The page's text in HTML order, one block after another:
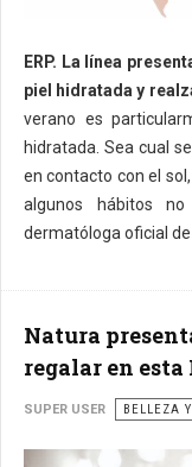
ERP. La línea
piel hidratada y
verano es
hidratada. Sea cual
en contacto con el
algunos hábitos no
dermatóloga oficial
Natura
regalar en
SUPER USER BELLEZA